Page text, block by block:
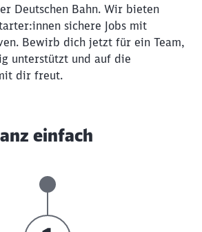
Deutschen Bahn. Wir bieten
sichere Jobs mit
Bewirb dich jetzt für ein Team,
unterstützt und auf die
dir freut.
einfach